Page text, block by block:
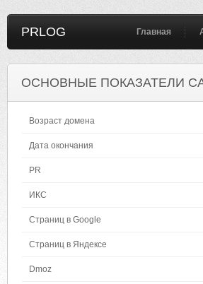
PRLOG Главная
ОСНОВНЫЕ ПОКАЗАТЕЛИ
Возраст домена
Дата окончания
PR
ИКС
Страниц в Google
Страниц в Яндексе
Dmoz